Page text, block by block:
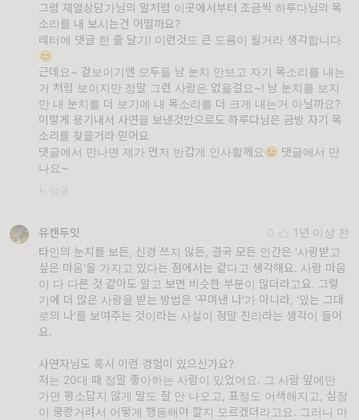
그럼 재열상담가님의 말처럼 이곳에서부터 조금씩 하루다님의 목
소리를 내 보시는건 어떨까요?
레터에 댓글 한 줄 달기! 이런것도 큰 도움이 될거라 생각합니다
😊
근데요~ 겉보이기엔 모두들 남 눈치 안보고 자기 목소리를 내는
거 처럼 보이지만 정말 그런 사람은 없을걸요~! 남 눈치를 보지
만 내 눈치를 더 보기에 내 목소리를 더 크게 내는거 아닐까요?
이렇게 용기내서 사연을 보낸것만으로도 하루다님은 금방 자기 목
소리를 찾을거라 믿어요
댓글에서 만나면 제가 먼저 반갑게 인사할께요😉 댓글에서 만
나요~
ㄴ 답글
유캔두잇 0
1년 이상 전
타인의 눈치를 보든, 신경 쓰지 않든, 결국 모든 인간은 '사랑받고
싶은 마음'을 가지고 있다는 점에서는 같다고 생각해요. 사람 마음
이 다 다른 것 같아도 알고 보면 비슷한 부분이 많더라고요. 그렇
기에 더 많은 사랑을 받는 방법은 '꾸며낸 나'가 아니라, '있는 그대
로의 나'를 보여주는 것이라는 사실이 정말 진리라는 생각이 들어
요.
사연자님도 혹시 이런 경험이 있으신가요?
저는 20대 때 정말 좋아하는 사람이 있었어요. 그 사람 앞에만
가면 평소답지 않게 말도 잘 안 나오고, 표정도 어색해지고, 심장
이 쿵쾅거려서 어떻게 행동해야 할지 모르겠더라고요. 그러니 마